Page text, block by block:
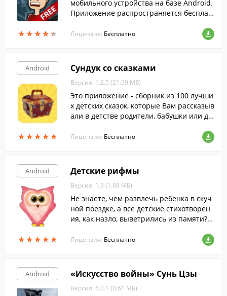
★★★★★
★★★★★
мобильного устройства на базе Android.
Приложение распространяется бесплат
Лицензия: Бесплатно
Android
★★★★★
★★★★★
Сундук со сказками
Версия: 1.2.5 (21.99 МБ)
Это приложение - сборник из 100 лучши
х детских сказок, которые Вам рассказыв
али в детстве родители, бабушки или де
Лицензия: Бесплатно
Android
★★★★★
★★★★★
Детские рифмы
Версия: 1.3 (1.88 МБ)
Не знаете, чем развлечь ребенка в скуч
ной поездке, а все детские стихотворен
ия, как назло, выветрились из памяти? Э
осуг вашего ребенка.
Лицензия: Бесплатно
Android «Искусство войны» Сунь Цзы
Версия: 6.0.1 (0.61 МБ)